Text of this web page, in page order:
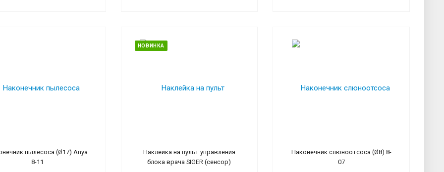
пылесоса (Ø17) Anya
8-11
НОВИНКА
Наклейка на пульт управления
блока врача SIGER (сенсор)
Наконечник слюноотсоса (Ø8) 8-
07